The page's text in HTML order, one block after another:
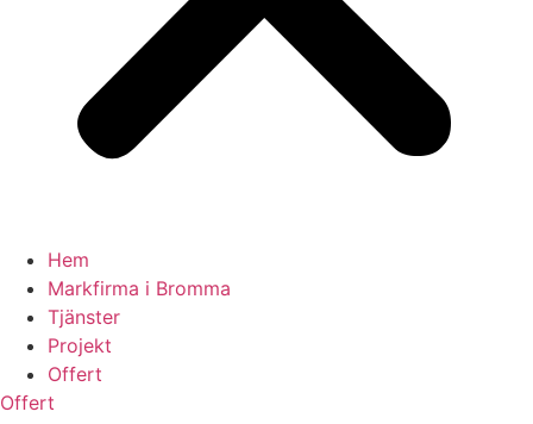
Hem
Markfirma i Bromma
Tjänster
Projekt
Offert
Offert